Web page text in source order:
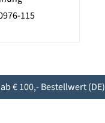
115
€ 100,- Bestellwert (DE)